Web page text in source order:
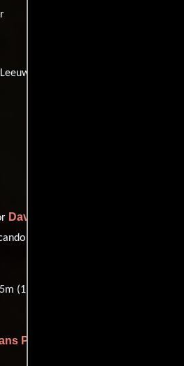
David Suchet
a Enzo Lombardo y
(115 minutos), esta película tiene
Pretterebner